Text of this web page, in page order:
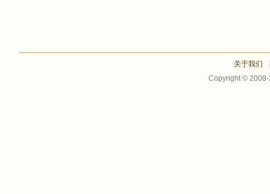
关于我们
Copyright ©